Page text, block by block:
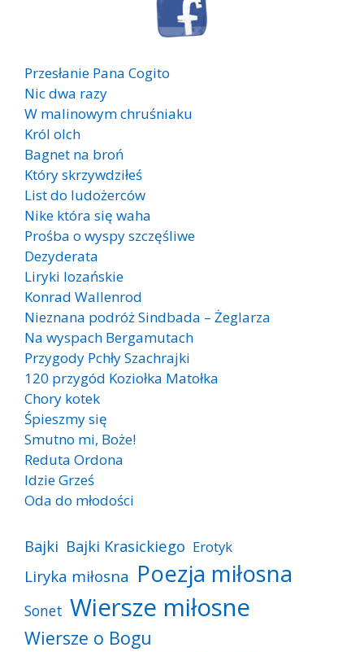
Przesłanie Pana Cogito
Nic dwa razy
W malinowym chruśniaku
Król olch
Bagnet na broń
Który skrzywdziłeś
List do ludożerców
Nike która się waha
Prośba o wyspy szczęśliwe
Dezyderata
Liryki lozańskie
Konrad Wallenrod
Nieznana podróż Sindbada – Żeglarza
Na wyspach Bergamutach
Przygody Pchły Szachrajki
120 przygód Koziołka Matołka
Chory kotek
Śpieszmy się
Smutno mi, Boże!
Reduta Ordona
Idzie Grześ
Oda do młodości
Bajki Bajki Krasickiego Erotyk
Liryka miłosna Poezja miłosna
Sonet Wiersze miłosne
Wiersze o Bogu